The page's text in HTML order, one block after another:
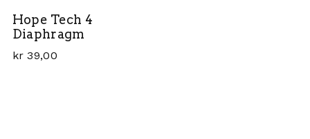
Hope Tech 4
Diaphragm
kr 39,00